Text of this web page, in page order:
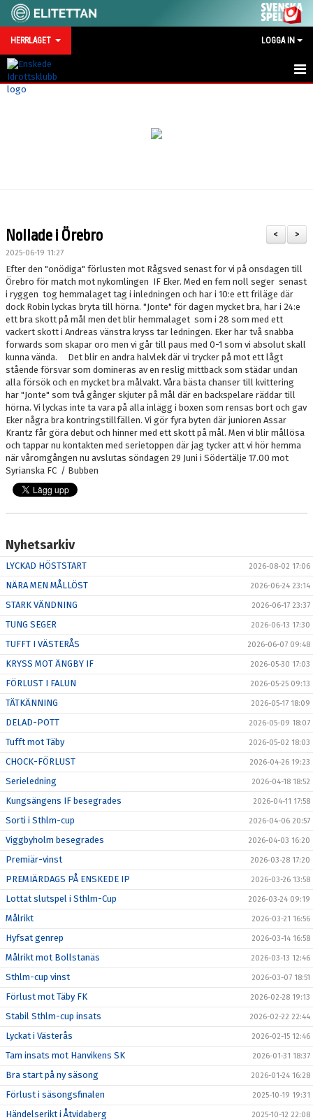
HERRLAGET LOGGA IN
HEM
BILDGALLERI
TRÄNINGSMATCHER 2026
KONTAKT
PARTNER
PLACERINGAR I DIV 2/DIV 1
>
<
Nollade i Örebro
2025-06-19 11:27
Efter den "onödiga" förlusten mot Rågsved senast for vi på onsdagen till
Örebro för match mot nykomlingen IF Eker. Med en fem noll seger senast
i ryggen tog hemmalaget tag i inledningen och har i 10:e ett friläge där
dock Robin lyckas bryta till hörna. "Jonte" för dagen mycket bra, har i 24:e
ett bra skott på mål men det blir hemmalaget som i 28 som med ett
vackert skott i Andreas vänstra kryss tar ledningen. Eker har två snabba
forwards som skapar oro men vi går till paus med 0-1 som vi absolut skall
kunna vända. Det blir en andra halvlek där vi trycker på mot ett lågt
stående försvar som domineras av en reslig mittback som städar undan
alla försök och en mycket bra målvakt. Våra bästa chanser till kvittering
har "Jonte" som två gånger skjuter på mål där en backspelare räddar till
hörna. Vi lyckas inte ta vara på alla inlägg i boxen som rensas bort och gav
Eker några bra kontringstillfällen. Vi gör fyra byten där junioren Assar
Krantz får göra debut och hinner med ett skott på mål. Men vi blir mållösa
och tappar nu kontakten med serietoppen där jag tycker att vi hör hemma
när våromgången nu avslutas söndagen 29 Juni i Södertälje 17.00 mot
Syrianska FC / Bubben
Nyhetsarkiv
LYCKAD HÖSTSTART 2026-08-02 17:06
NÄRA MEN MÅLLÖST 2026-06-24 23:14
STARK VÄNDNING 2026-06-17 23:37
TUNG SEGER 2026-06-13 17:30
TUFFT I VÄSTERÅS 2026-06-07 09:48
KRYSS MOT ÄNGBY IF 2026-05-30 17:03
FÖRLUST I FALUN 2026-05-25 09:13
TÄTKÄNNING 2026-05-17 18:09
DELAD-POTT 2026-05-09 18:07
Tufft mot Täby 2026-05-02 18:03
CHOCK-FÖRLUST 2026-04-26 19:23
Serieledning 2026-04-18 18:52
Kungsängens IF besegrades 2026-04-11 17:58
Sorti i Sthlm-cup 2026-04-06 20:57
Viggbyholm besegrades 2026-04-03 16:20
Premiär-vinst 2026-03-28 17:20
PREMIÄRDAGS PÅ ENSKEDE IP 2026-03-26 13:58
Lottat slutspel i Sthlm-Cup 2026-03-24 09:19
Målrikt 2026-03-21 16:56
Hyfsat genrep 2026-03-14 16:58
Målrikt mot Bollstanäs 2026-03-13 12:46
Sthlm-cup vinst 2026-03-07 18:51
Förlust mot Täby FK 2026-02-28 19:13
Stabil Sthlm-cup insats 2026-02-22 22:44
Lyckat i Västerås 2026-02-15 12:46
Tam insats mot Hanvikens SK 2026-01-31 18:37
Bra start på ny säsong 2026-01-24 16:28
Förlust i säsongsfinalen 2025-10-19 19:31
Händelserikt i Åtvidaberg 2025-10-12 22:08